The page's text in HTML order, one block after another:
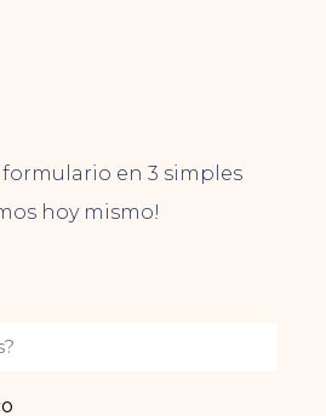
formulario en 3 simples
hoy mismo!